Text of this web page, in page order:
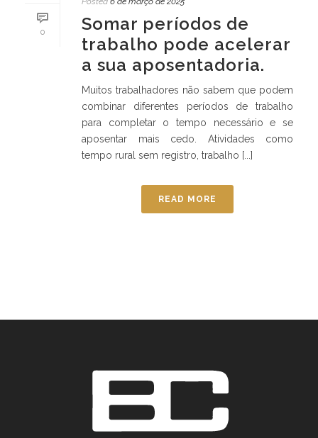
0
Somar períodos de
trabalho pode acelerar
a sua aposentadoria.
Muitos trabalhadores não sabem que podem
combinar diferentes períodos de trabalho
para completar o tempo necessário e se
aposentar mais cedo. Atividades como
tempo rural sem registro, trabalho [...]
READ MORE